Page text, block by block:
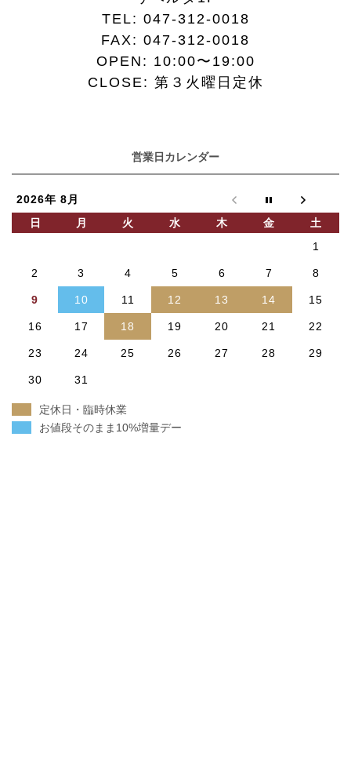
TEL: 047-312-0018
FAX: 047-312-0018
OPEN: 10:00〜19:00
CLOSE: 第３火曜日定休
営業日カレンダー
2026年 8月
日
月 火 水 木 金
土
1
2 3 4 5 6 7 8
9 10 11 12 13 14 15
16 17 18 19 20 21 22
23 24 25 26 27 28 29
30 31
定休日・臨時休業
お値段そのまま10%増量デー